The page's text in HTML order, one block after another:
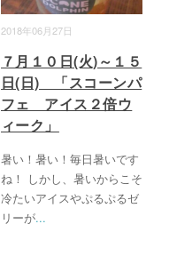
2018年06月27日
７月１０日(火)～１５
日(日) 「スコーンパ
フェ アイス２倍ウ
ィーク」
暑い！暑い！毎日暑いです
ね！ しかし、暑いからこそ
冷たいアイスやぷるぷるゼ
リーが...